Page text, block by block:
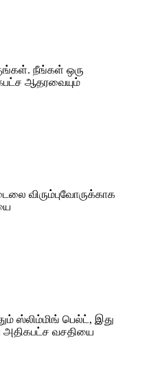
நீங்கள் ஒரு
ஆதரவையும்
விரும்புவோருக்காக
ஸ்லிம்மிங் பெல்ட், இது
அதிகபட்ச வசதியை